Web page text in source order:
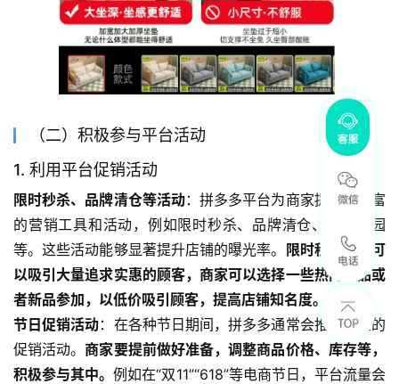
（二）积极参与平台活动
1. 利用平台促销活动
限时秒杀、品牌清仓等活动：拼多多平台为商家提供了丰富
的营销工具和活动，例如限时秒杀、品牌清仓、多多果园
等。这些活动能够显著提升店铺的曝光率。 限时秒杀活动可
以吸引大量追求实惠的顾客，商家可以选择一些热门商品或
者新品参加，以低价吸引顾客，提高店铺知名度。
节日促销活动：在各种节日期间，拼多多通常会推出大型的
促销活动。商家要提前做好准备，调整商品价格、库存等，
积极参与其中。例如在“双11”“618”等电商节日，平台流量会